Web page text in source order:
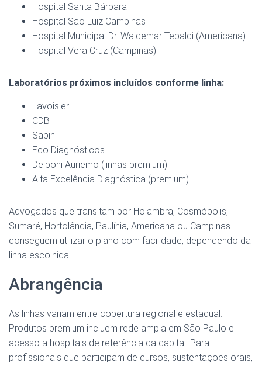
Hospital Santa Bárbara
Hospital São Luiz Campinas
Hospital Municipal Dr. Waldemar Tebaldi (Americana)
Hospital Vera Cruz (Campinas)
Laboratórios próximos incluídos conforme linha:
Lavoisier
CDB
Sabin
Eco Diagnósticos
Delboni Auriemo (linhas premium)
Alta Excelência Diagnóstica (premium)
Advogados que transitam por Holambra, Cosmópolis,
Sumaré, Hortolândia, Paulínia, Americana ou Campinas
conseguem utilizar o plano com facilidade, dependendo da
linha escolhida.
Abrangência
As linhas variam entre cobertura regional e estadual.
Produtos premium incluem rede ampla em São Paulo e
acesso a hospitais de referência da capital. Para
profissionais que participam de cursos, sustentações orais,